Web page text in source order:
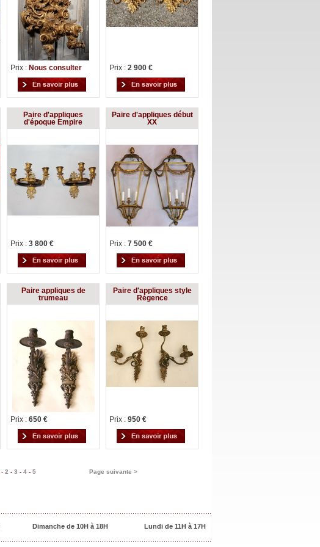
Prix : Nous consulter Prix : 2 900 €
Paire d'appliques
d'époque Empire
Prix : 3 800 €
Paire d'appliques début
XX
Prix : 7 500 €
Paire appliques de
trumeau
Prix : 650 €
Paire d'appliques style
Régence
Prix : 950 €
- 2 - 3 - 4- 5 Page suivante >
Dimanche de 10H à 18H Lundi de 11H à 17H